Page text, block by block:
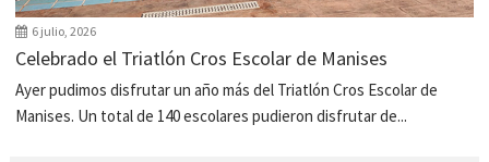
6 julio, 2026
Celebrado el Triatlón Cros Escolar de Manises
Ayer pudimos disfrutar un año más del Triatlón Cros Escolar de
Manises. Un total de 140 escolares pudieron disfrutar de...